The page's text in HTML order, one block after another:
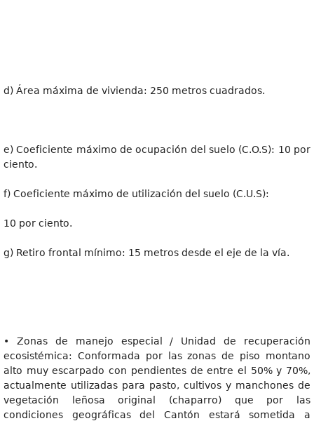
d) Área máxima de vivienda: 250 metros cuadrados.
e) Coeficiente máximo de ocupación del suelo (C.O.S): 10 por
ciento.
f) Coeficiente máximo de utilización del suelo (C.U.S):
10 por ciento.
g) Retiro frontal mínimo: 15 metros desde el eje de la vía.
• Zonas de manejo especial / Unidad de recuperación
ecosistémica: Conformada por las zonas de piso montano
alto muy escarpado con pendientes de entre el 50% y 70%,
actualmente utilizadas para pasto, cultivos y manchones de
vegetación leñosa original (chaparro) que por las
condiciones geográficas del Cantón estará sometida a